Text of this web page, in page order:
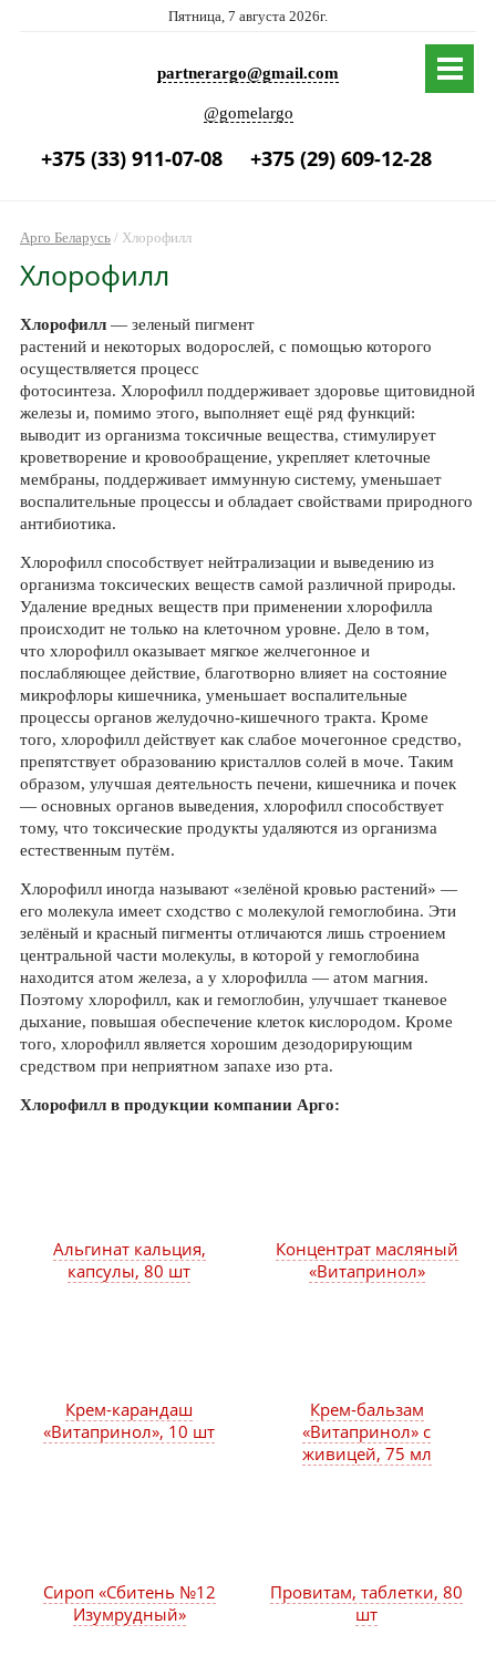
Пятница, 7 августа 2026г.
partnerargo@gmail.com
@gomelargo
+375 (33) 911-07-08 +375 (29) 609-12-28
Арго Беларусь/ Хлорофилл
Хлорофилл
Хлорофилл — зеленый пигмент
растений и некоторых водорослей, с помощью которого
осуществляется процесс
фотосинтеза. Хлорофилл поддерживает здоровье щитовидной
железы и, помимо этого, выполняет ещё ряд функций:
выводит из организма токсичные вещества, стимулирует
кроветворение и кровообращение, укрепляет клеточные
мембраны, поддерживает иммунную систему, уменьшает
воспалительные процессы и обладает свойствами природного
антибиотика.
Хлорофилл способствует нейтрализации и выведению из
организма токсических веществ самой различной природы.
Удаление вредных веществ при применении хлорофилла
происходит не только на клеточном уровне. Дело в том,
что хлорофилл оказывает мягкое желчегонное и
послабляющее действие, благотворно влияет на состояние
микрофлоры кишечника, уменьшает воспалительные
процессы органов желудочно-кишечного тракта. Кроме
того, хлорофилл действует как слабое мочегонное средство,
препятствует образованию кристаллов солей в моче. Таким
образом, улучшая деятельность печени, кишечника и почек
— основных органов выведения, хлорофилл способствует
тому, что токсические продукты удаляются из организма
естественным путём.
Хлорофилл иногда называют «зелёной кровью растений» —
его молекула имеет сходство с молекулой гемоглобина. Эти
зелёный и красный пигменты отличаются лишь строением
центральной части молекулы, в которой у гемоглобина
находится атом железа, а у хлорофилла — атом магния.
Поэтому хлорофилл, как и гемоглобин, улучшает тканевое
дыхание, повышая обеспечение клеток кислородом. Кроме
того, хлорофилл является хорошим дезодорирующим
средством при неприятном запахе изо рта.
Хлорофилл в продукции компании Арго:
Альгинат кальция,
капсулы, 80 шт
Концентрат масляный
«Витапринол»
Крем-бальзам
«Витапринол» с
живицей, 75 мл
Крем-карандаш
«Витапринол», 10 шт
Провитам, таблетки, 80
шт
Сироп «Сбитень №12
Изумрудный»